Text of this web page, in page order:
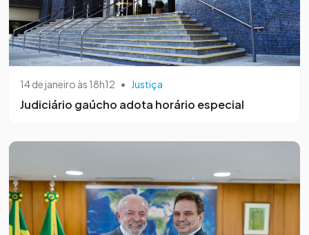
14 de janeiro às 18h12 • Justiça
Judiciário gaúcho adota horário especial